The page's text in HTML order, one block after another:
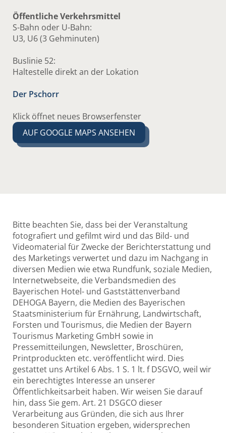
Öffentliche Verkehrsmittel
S-Bahn oder U-Bahn:
U3, U6 (3 Gehminuten)
Buslinie 52:
Haltestelle direkt an der Lokation
Der Pschorr
Klick öffnet neues Browserfenster
AUF GOOGLE MAPS ANSEHEN
Bitte beachten Sie, dass bei der Veranstaltung
fotografiert und gefilmt wird und das Bild- und
Videomaterial für Zwecke der Berichterstattung und
des Marketings verwertet und dazu im Nachgang in
diversen Medien wie etwa Rundfunk, soziale Medien,
Internetwebseite, die Verbandsmedien des
Bayerischen Hotel- und Gaststättenverband
DEHOGA Bayern, die Medien des Bayerischen
Staatsministerium für Ernährung, Landwirtschaft,
Forsten und Tourismus, die Medien der Bayern
Tourismus Marketing GmbH sowie in
Pressemitteilungen, Newsletter, Broschüren,
Printproduckten etc. veröffentlicht wird. Dies
gestattet uns Artikel 6 Abs. 1 S. 1 lt. f DSGVO, weil wir
ein berechtigtes Interesse an unserer
Öffentlichkeitsarbeit haben. Wir weisen Sie darauf
hin, dass Sie gem. Art. 21 DSGCO dieser
Verarbeitung aus Gründen, die sich aus Ihrer
besonderen Situation ergeben, widersprechen